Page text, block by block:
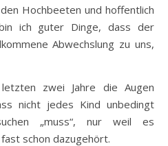
Hochbeeten und hoffentlich
ich guter Dinge, dass der
Abwechslung zu uns,
zwei Jahre die Augen
nicht jedes Kind unbedingt
„muss“, nur weil es
schon dazugehört.